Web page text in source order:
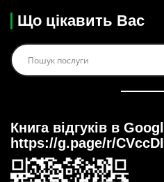
Що цікавить Вас
Книга відгуків в
https://g.page/r/